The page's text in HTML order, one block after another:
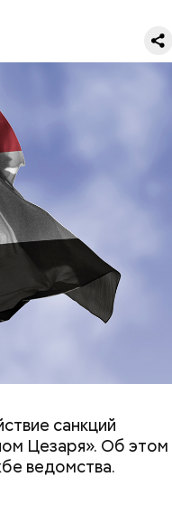
санкций
Цезаря». Об этом
ведомства.
не создавал
компании —
работать в
часть акций
за удачей все
хороши»: как
ищут работу с
магии